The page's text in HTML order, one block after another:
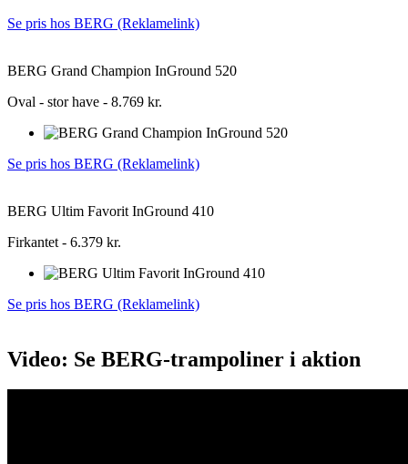
Se pris hos BERG (Reklamelink)
BERG Grand Champion InGround 520
Oval - stor have - 8.769 kr.
Se pris hos BERG (Reklamelink)
BERG Ultim Favorit InGround 410
Firkantet - 6.379 kr.
Se pris hos BERG (Reklamelink)
Video: Se BERG-trampoliner i aktion